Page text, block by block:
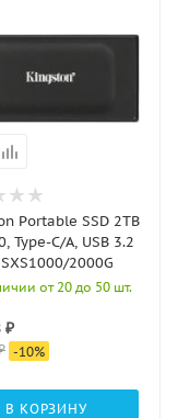
Portable SSD 2TB
Type-C/A, USB 3.2
2000G
от 20 до 50 шт.
₽
-10%
В КОРЗИНУ